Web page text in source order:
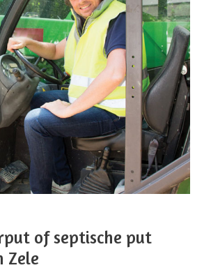
of septische put
Zele